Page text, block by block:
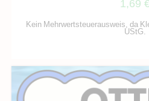
1,69
Kein Mehrwertsteuerausweis, da
UStG.